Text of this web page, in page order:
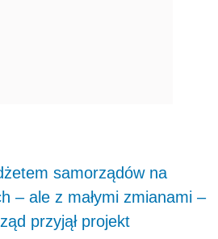
samorządów na
– ale z małymi zmianami –
przyjął projekt